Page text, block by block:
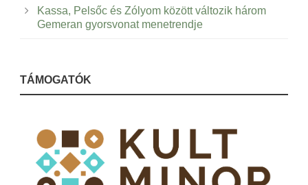
Kassa, Pelsőc és Zólyom között változik három
Gemeran gyorsvonat menetrendje
TÁMOGATÓK